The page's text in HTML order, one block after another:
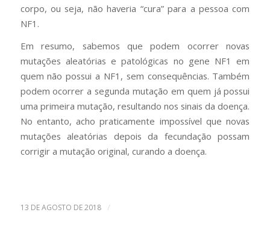
corpo, ou seja, não haveria “cura” para a pessoa com
NF1.
Em resumo, sabemos que podem ocorrer novas
mutações aleatórias e patológicas no gene NF1 em
quem não possui a NF1, sem consequências. Também
podem ocorrer a segunda mutação em quem já possui
uma primeira mutação, resultando nos sinais da doença.
No entanto, acho praticamente impossível que novas
mutações aleatórias depois da fecundação possam
corrigir a mutação original, curando a doença.
13 DE AGOSTO DE 2018 /